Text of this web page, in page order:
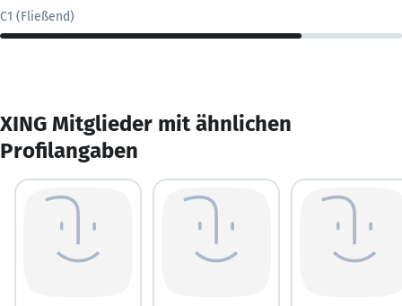
C1 (Fließend)
XING Mitglieder mit ähnlichen
Profilangaben